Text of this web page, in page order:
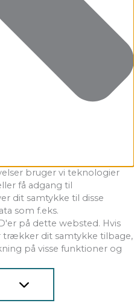
bruger vi teknologier
få adgang til
dit samtykke til disse
som f.eks.
på dette websted. Hvis
trækker dit samtykke tilbage,
på visse funktioner og